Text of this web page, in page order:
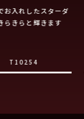
お入れしたスターダ
らきらと輝きます
T10254